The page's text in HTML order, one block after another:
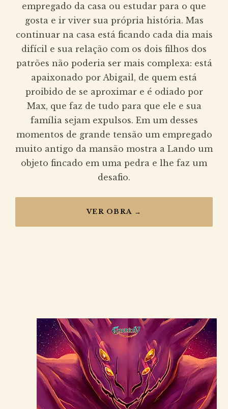
empregado da casa ou estudar para o que
gosta e ir viver sua própria história. Mas
continuar na casa está ficando cada dia mais
difícil e sua relação com os dois filhos dos
patrões não poderia ser mais complexa: está
apaixonado por Abigail, de quem está
proibido de se aproximar e é odiado por
Max, que faz de tudo para que ele e sua
família sejam expulsos. Em um desses
momentos de grande tensão um empregado
muito antigo da mansão mostra a Lando um
objeto fincado em uma pedra e lhe faz um
desafio.
VER OBRA →